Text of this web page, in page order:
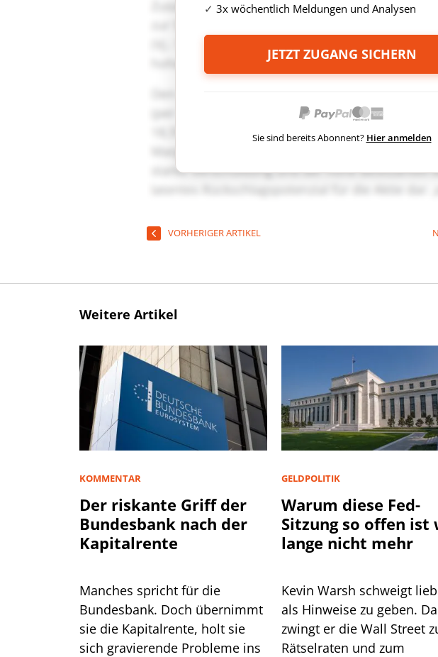
3x wöchentlich Meldungen und Analysen
JETZT ZUGANG SICHERN
Sie sind bereits Abonnent? Hier anmelden
VORHERIGER ARTIKEL
Weitere Artikel
KOMMENTAR
Der riskante Griff der
Bundesbank nach der
Kapitalrente
Manches spricht für die
Bundesbank. Doch übernimmt
sie die Kapitalrente, holt sie
sich gravierende Probleme ins
GELDPOLITIK
Warum diese Fed-
Sitzung so offen ist
lange nicht mehr
Kevin Warsh schweigt
als Hinweise zu geben.
zwingt er die Wall Street zum
Rätselraten und zum